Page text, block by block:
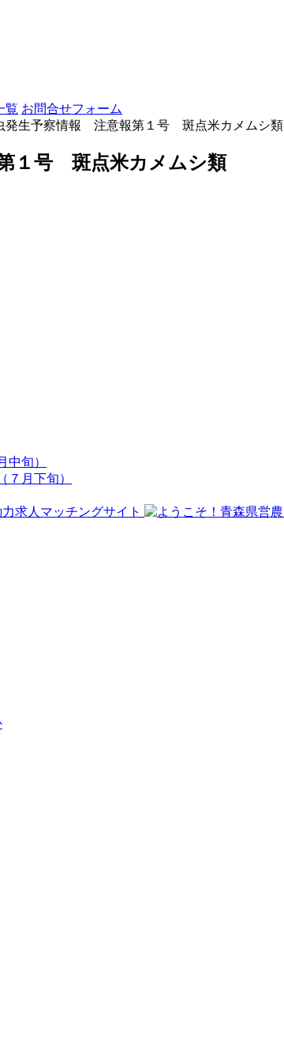
覧 お問合せフォーム
生予察情報 注意報第１号 斑点米カメムシ類
１号 斑点米カメムシ類
旬）
月下旬）